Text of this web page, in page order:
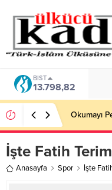
BIST
13.798,82
Okumayı
İşte Fatih
Anasayfa Spor İşte